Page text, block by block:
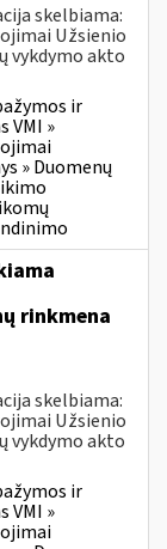
skelbiama:
Užsienio
vykdymo akto
ir
VMI »
» Duomenų
rinkmena
skelbiama:
Užsienio
vykdymo akto
ir
VMI »